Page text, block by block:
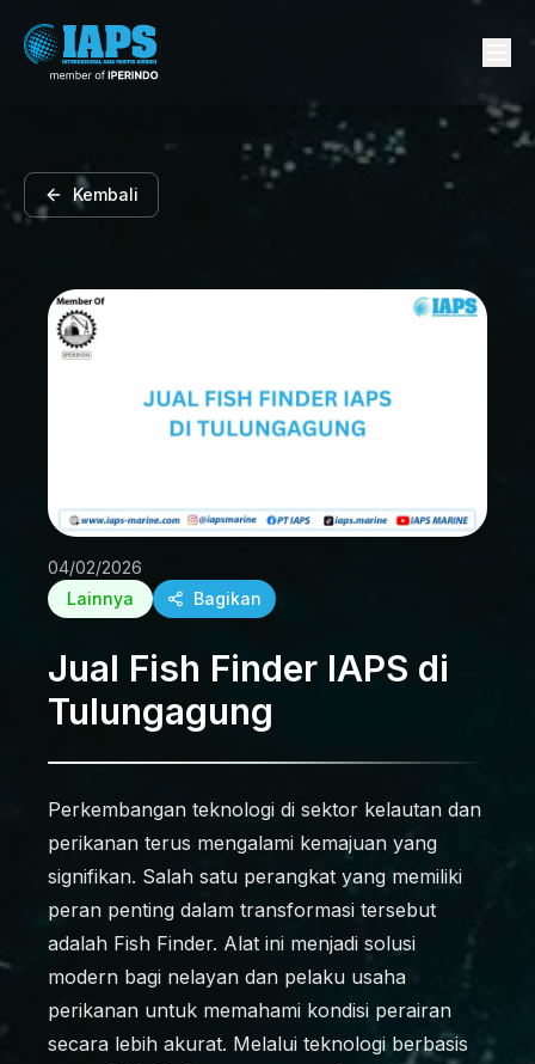
Kembali
04/02/2026
Lainnya
Bagikan
Jual Fish Finder IAPS di
Tulungagung
Perkembangan teknologi di sektor kelautan dan
perikanan terus mengalami kemajuan yang
signifikan. Salah satu perangkat yang memiliki
peran penting dalam transformasi tersebut
adalah Fish Finder. Alat ini menjadi solusi
modern bagi nelayan dan pelaku usaha
perikanan untuk memahami kondisi perairan
secara lebih akurat. Melalui teknologi berbasis